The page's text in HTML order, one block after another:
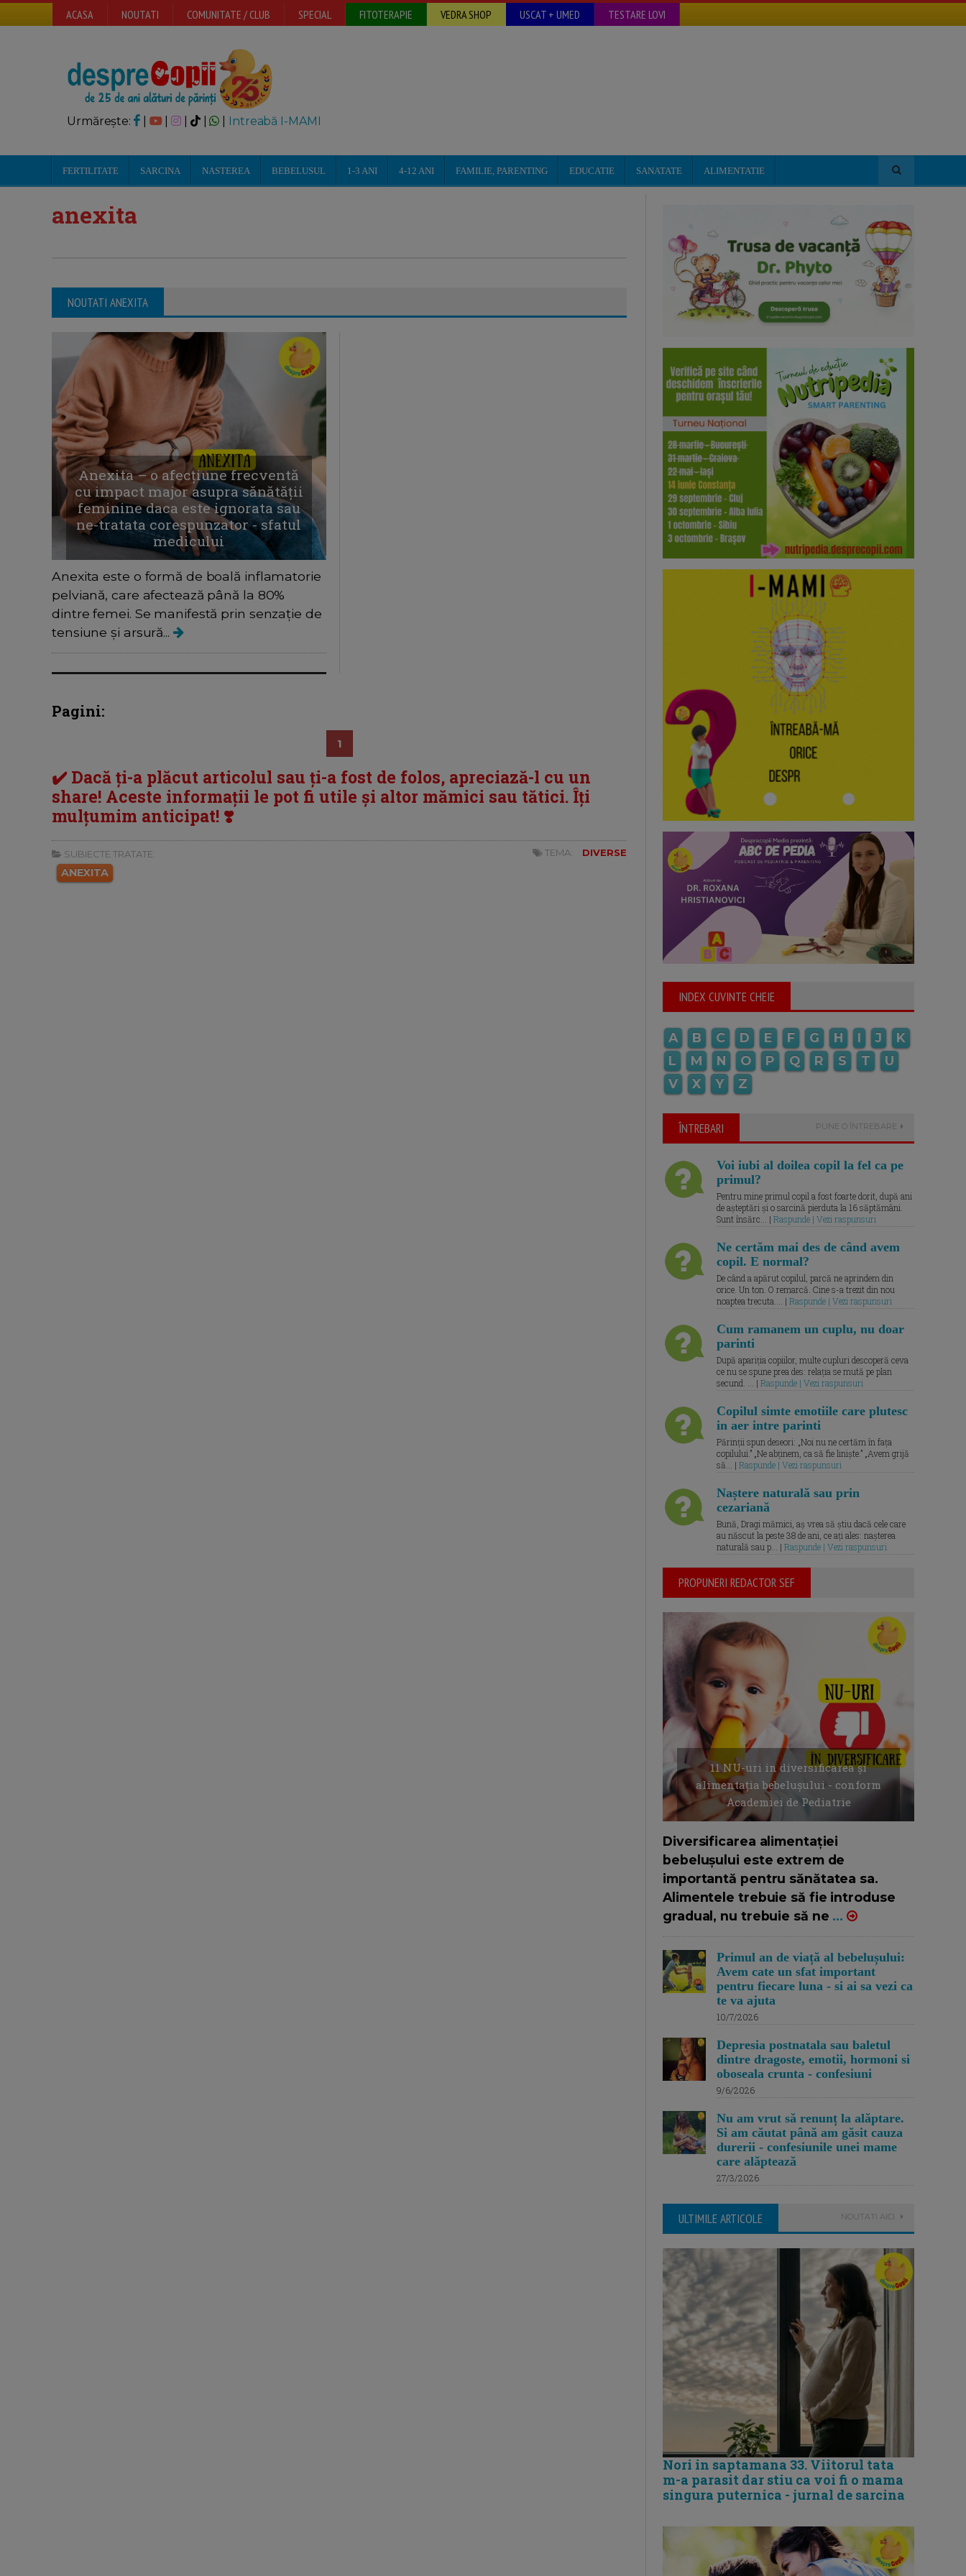
ACASA NOUTATI COMUNITATE / CLUB SPECIAL FITOTERAPIE VEDRA SHOP USCAT + UMED TESTARE LOVI
Urmărește: | | Intreabă I-MAMI
FERTILITATE SARCINA NASTEREA BEBELUSUL 1-3 ANI 4-12 ANI FAMILIE, PARENTING EDUCATIE SANATATE ALIMENTATIE
anexita
NOUTATI ANEXITA
Anexita – o afecțiune frecventă
cu impact major asupra sănătății
feminine daca este ignorata sau
ne-tratata corespunzator - sfatul
medicului
Anexita este o formă de boală inflamatorie
pelviană, care afectează până la 80%
dintre femei. Se manifestă prin senzație de
tensiune și arsură...
Pagini:
1
✔️ Dacă ți-a plăcut articolul sau ți-a fost de folos, apreciază-l cu un
share! Aceste informații le pot fi utile și altor mămici sau tătici. Îți
mulțumim anticipat! ❣️
SUBIECTE TRATATE:
ANEXITA
TEMA: DIVERSE
INDEX CUVINTE CHEIE
A B C D E F G H I J
K
L
M N O P Q R S T
U
V
X Y Z
ÎNTREBARI PUNE O ÎNTREBARE
Voi iubi al doilea copil la fel ca pe
primul?
Pentru mine primul copil a fost foarte dorit, după ani
de așteptări și o sarcină pierduta la 16 săptămâni.
Sunt însărc... | Raspunde | Vezi raspunsuri
Ne certăm mai des de când avem
copil. E normal?
De când a apărut copilul, parcă ne aprindem din
orice. Un ton. O remarcă. Cine s-a trezit din nou
noaptea trecuta.... | Raspunde | Vezi raspunsuri
Cum ramanem un cuplu, nu doar
parinti
După apariția copiilor, multe cupluri descoperă ceva
ce nu se spune prea des: relația se mută pe plan
secund. ... | Raspunde | Vezi raspunsuri
Copilul simte emotiile care plutesc
in aer intre parinti
Părinții spun deseori: „Noi nu ne certăm în fața
copilului.” „Ne abținem, ca să fie liniște.” „Avem grijă
să... | Raspunde | Vezi raspunsuri
Naștere naturală sau prin
cezariană
Bună, Dragi mămici, aș vrea să știu dacă cele care
au născut la peste 38 de ani, ce ați ales: nașterea
naturală sau p... | Raspunde | Vezi raspunsuri
PROPUNERI REDACTOR SEF
11 NU-uri in diversificarea și
alimentația bebelușului - conform
Academiei de Pediatrie
Diversificarea alimentației
bebelușului este extrem de
importantă pentru sănătatea sa.
Alimentele trebuie să fie introduse
gradual, nu trebuie să ne ...
Primul an de viață al bebelușului:
Avem cate un sfat important
pentru fiecare luna - si ai sa vezi ca
te va ajuta
10/7/2026
Depresia postnatala sau baletul
dintre dragoste, emotii, hormoni si
oboseala crunta - confesiuni
9/6/2026
Nu am vrut să renunț la alăptare.
Si am căutat până am găsit cauza
durerii - confesiunile unei mame
care alăptează
27/3/2026
ULTIMILE ARTICOLE NOUTATI AICI
Nori in saptamana 33. Viitorul tata
m-a parasit dar stiu ca voi fi o mama
singura puternica - jurnal de sarcina